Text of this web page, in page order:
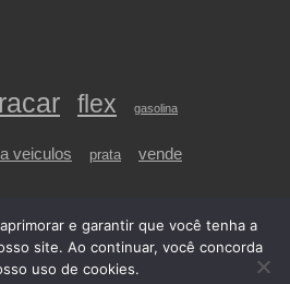
flex gasolina
veiculos prata vende
e região, PR | FeiraCar. Todos os
reservados.
e garantir que você tenha a
site. Ao continuar, você concorda
uso de cookies.